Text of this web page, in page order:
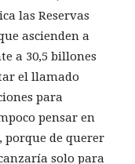
las Reservas
ascienden a
a 30,5 billones
el llamado
para
pensar en
de querer
solo para